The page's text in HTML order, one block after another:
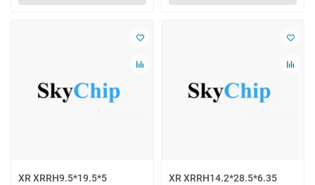
XR XRRH9.5*19.5*5 XR XRRH14.2*28.5*6.35